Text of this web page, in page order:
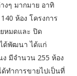
งๆ มากมาย อาทิ
ห้อง โครงการ
หมดและ ปิด
ด้พัฒนา ได้แก่
มีจำนวน 255 ห้อง
ทำการขายไปเป็นที่